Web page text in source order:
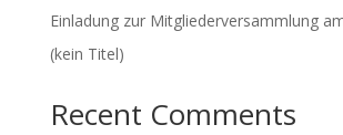
Einladung zur Mitgliederversammlung
(kein Titel)
Recent Comments